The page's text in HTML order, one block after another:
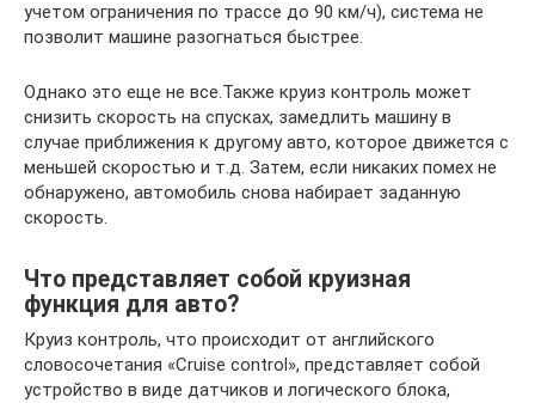
учетом ограничения по трассе до 90 км/ч), система не
позволит машине разогнаться быстрее.
Однако это еще не все.Также круиз контроль может
снизить скорость на спусках, замедлить машину в
случае приближения к другому авто, которое движется с
меньшей скоростью и т.д. Затем, если никаких помех не
обнаружено, автомобиль снова набирает заданную
скорость.
Что представляет собой круизная
функция для авто?
Круиз контроль, что происходит от английского
словосочетания «Cruise control», представляет собой
устройство в виде датчиков и логического блока,